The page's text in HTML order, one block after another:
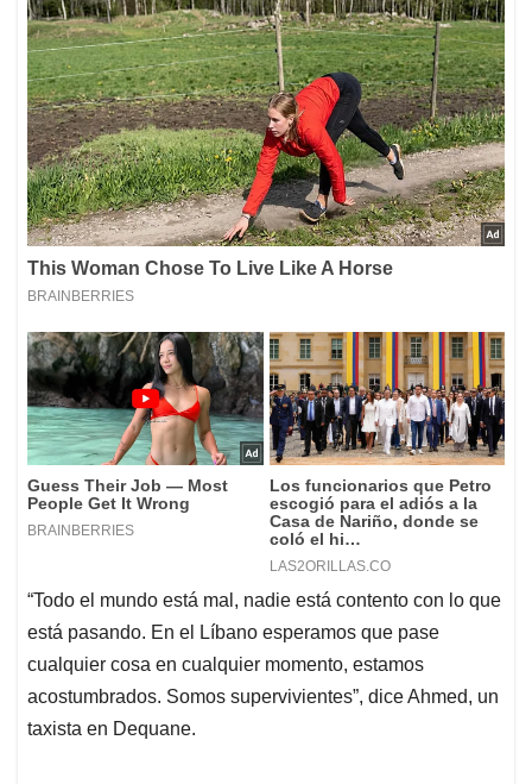
“Todo el mundo está mal, nadie está contento con lo que
está pasando. En el Líbano esperamos que pase
cualquier cosa en cualquier momento, estamos
acostumbrados. Somos supervivientes”, dice Ahmed, un
taxista en Dequane.